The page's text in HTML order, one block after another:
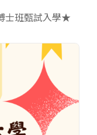
士班甄試入學★